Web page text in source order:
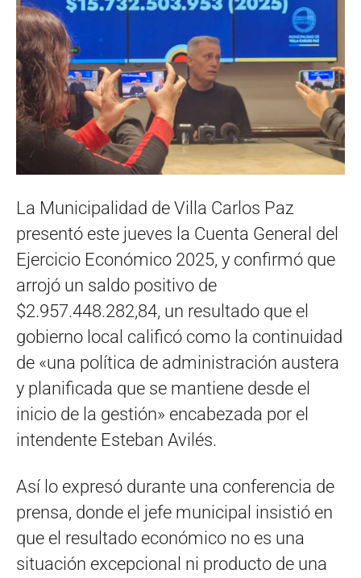
La Municipalidad de Villa Carlos Paz
presentó este jueves la Cuenta General del
Ejercicio Económico 2025, y confirmó que
arrojó un saldo positivo de
$2.957.448.282,84, un resultado que el
gobierno local calificó como la continuidad
de «una política de administración austera
y planificada que se mantiene desde el
inicio de la gestión» encabezada por el
intendente Esteban Avilés.
Así lo expresó durante una conferencia de
prensa, donde el jefe municipal insistió en
que el resultado económico no es una
situación excepcional ni producto de una